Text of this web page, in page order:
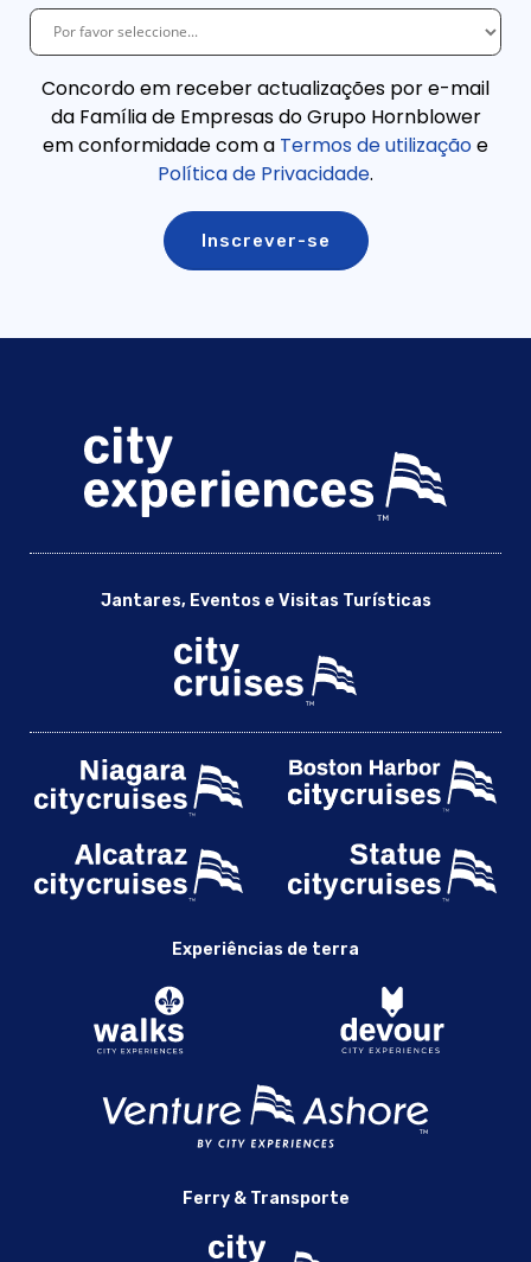
Recepções de Casamentos em Poole
Resultado da pesquisa
Concordo em receber actualizações por e-mail
da Família de Empresas do Grupo Hornblower
em conformidade com a Termos de utilizaçãoe
Política de Privacidade.
Jantares, Eventos e Visitas Turísticas
Experiências de terra
Ferry & Transporte